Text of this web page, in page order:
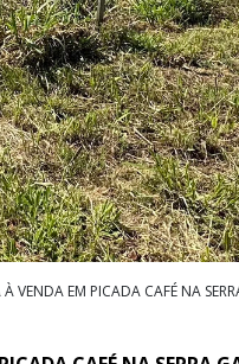
VENDA EM PICADA CAFÉ NA